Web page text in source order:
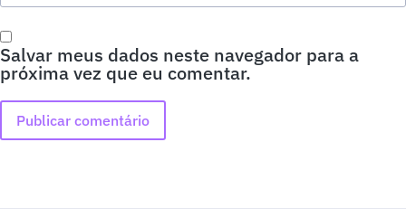
Salvar meus dados neste navegador para a
próxima vez que eu comentar.